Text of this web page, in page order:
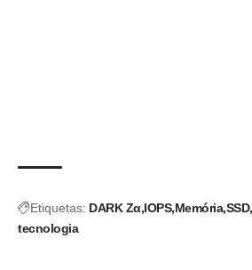
Etiquetas: DARK Zα IOPS Memória SSD
tecnologia